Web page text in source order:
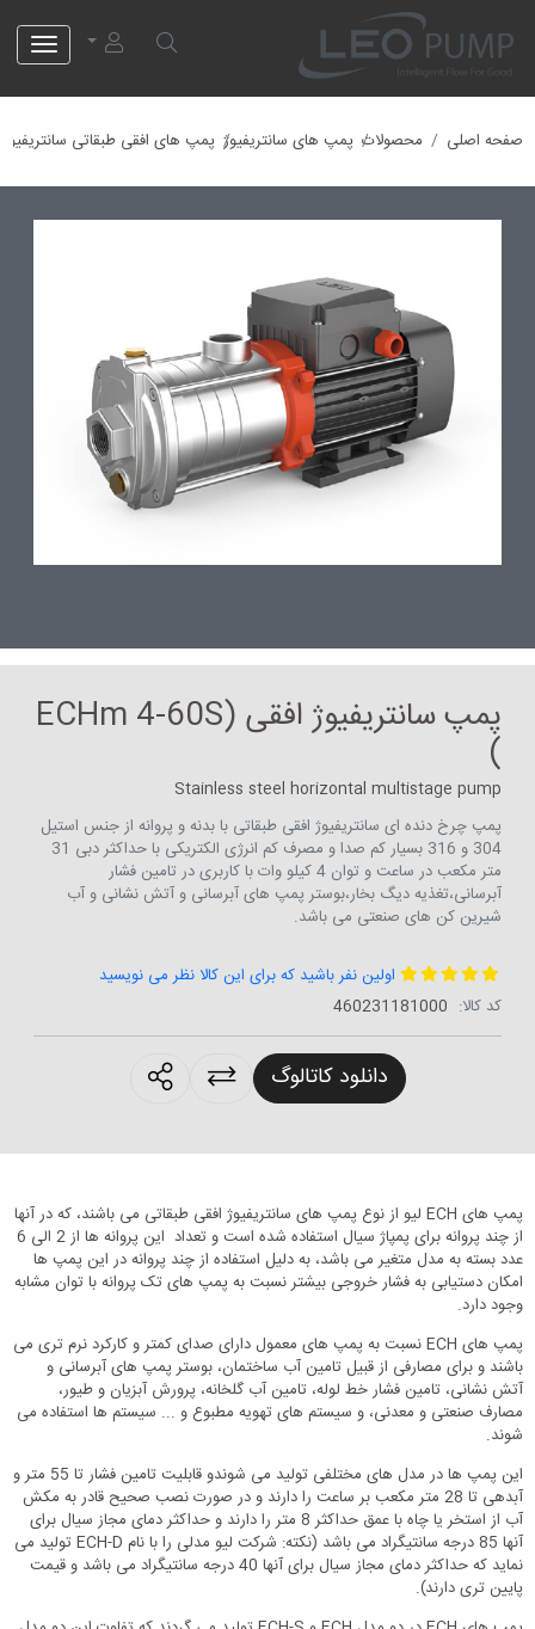
صفحه اصلی محصولات پمپ های سانتریفیوژ پمپ های افقی طبقاتی سانتریفیوژ
پمپ سانتریفیوژ افقی (ECHm 4-60S
)
Stainless steel horizontal multistage pump
پمپ چرخ دنده ای سانتریفیوژ افقی طبقاتی با بدنه و پروانه از جنس استیل
304 و 316 بسیار کم صدا و مصرف کم انرژی الکتریکی با حداکثر دبی 31
متر مکعب در ساعت و توان 4 کیلو وات با کاربری در تامین فشار
آبرسانی،تغذیه دیگ بخار،بوستر پمپ های آبرسانی و آتش نشانی و آب
شیرین کن های صنعتی می باشد.
اولین نفر باشید که برای این کالا نظر می نویسید
کد کالا: 460231181000
دانلود کاتالوگ
پمپ های ECH لیو از نوع پمپ های سانتریفیوژ افقی طبقاتی می باشند، که در آنها
از چند پروانه برای پمپاژ سیال استفاده شده است و تعداد این پروانه ها از 2 الی 6
عدد بسته به مدل متغیر می باشد، به دلیل استفاده از چند پروانه در این پمپ ها
امکان دستیابی به فشار خروجی بیشتر نسبت به پمپ های تک پروانه با توان مشابه
وجود دارد.
پمپ های ECH نسبت به پمپ های معمول دارای صدای کمتر و کارکرد نرم تری می
باشند و برای مصارفی از قبیل تامین آب ساختمان، بوستر پمپ های آبرسانی و
آتش نشانی، تامین فشار خط لوله، تامین آب گلخانه، پرورش آبزیان و طیور،
مصارف صنعتی و معدنی، و سیستم های تهویه مطبوع و ... سیستم ها استفاده می
شوند.
این پمپ ها در مدل های مختلفی تولید می شوندو قابلیت تامین فشار تا 55 متر و
آبدهی تا 28 متر مکعب بر ساعت را دارند و در صورت نصب صحیح قادر به مکش
آب از استخر یا چاه با عمق حداکثر 8 متر را دارند و حداکثر دمای مجاز سیال برای
آنها 85 درجه سانتیگراد می باشد (نکته: شرکت لیو مدلی را با نام ECH-D تولید می
نماید که حداکثر دمای مجاز سیال برای آنها 40 درجه سانتیگراد می باشد و قیمت
پایین تری دارند).